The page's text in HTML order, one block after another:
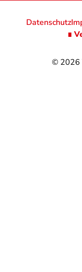
© 2026
Datenschutz
∎